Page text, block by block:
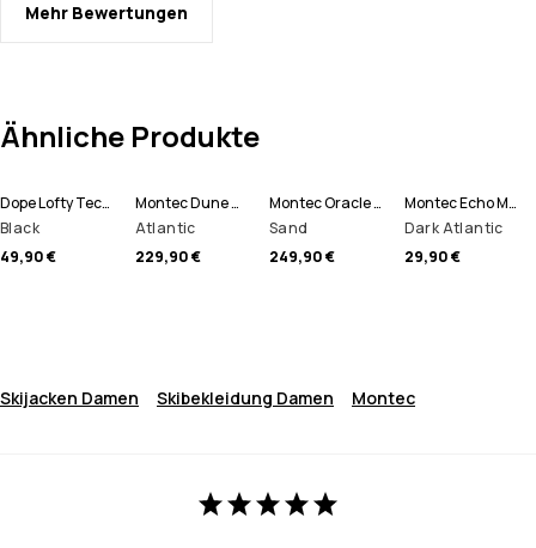
Mehr Bewertungen
Ähnliche Produkte
Dope Lofty Tech Leggings Damen
Black
49,90 €
Montec Dune W Snowboardjacke Damen
Atlantic
229,90 €
Montec Oracle W Skijacke Damen
Sand
249,90 €
Montec Echo Mütze
Dark Atlantic
29,90 €
Skijacken Damen Skibekleidung Damen Montec